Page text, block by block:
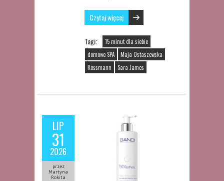
Czytaj więcej
Tagi:
15 minut dla siebie
domowe SPA
Maja Ostaszewska
Rossmann
Sara James
LIP
31
2026
przez
Martyna
Rokita